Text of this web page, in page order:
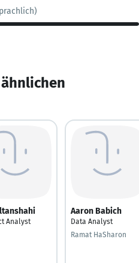
Analyst
Aaron Babich
Data Analyst
Ramat HaSharon